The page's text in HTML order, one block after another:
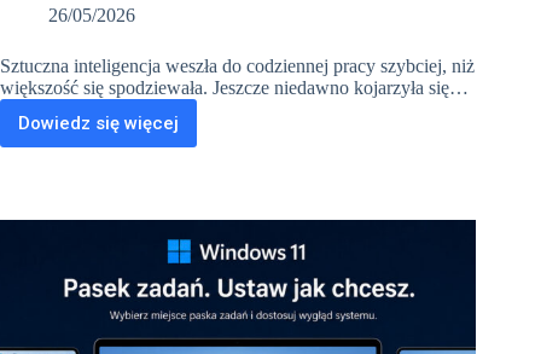
26/05/2026
Sztuczna inteligencja weszła do codziennej pracy szybciej, niż
większość się spodziewała. Jeszcze niedawno kojarzyła się…
Dowiedz się więcej
Jaki
laptop
się
i
ChatGPT?